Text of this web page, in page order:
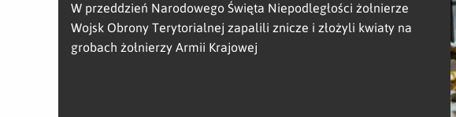
W przeddzień Narodowego Święta Niepodległości żołnierze
Wojsk Obrony Terytorialnej zapalili znicze i złożyli kwiaty na
grobach żołnierzy Armii Krajowej